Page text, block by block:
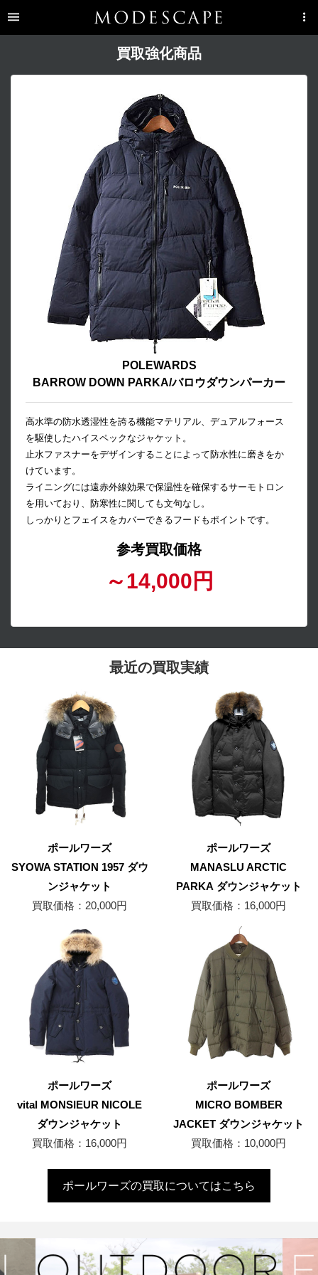
買取強化商品
POLEWARDS
BARROW DOWN PARKA/バロウダウンパーカー
高水準の防水透湿性を誇る機能マテリアル、デュアルフォース
を駆使したハイスペックなジャケット。
止水ファスナーをデザインすることによって防水性に磨きをか
けています。
ライニングには遠赤外線効果で保温性を確保するサーモトロン
を用いており、防寒性に関しても文句なし。
しっかりとフェイスをカバーできるフードもポイントです。
参考買取価格
～14,000円
最近の買取実績
ポールワーズ
SYOWA STATION 1957 ダウ
ンジャケット
買取価格：20,000円
ポールワーズ
MANASLU ARCTIC
PARKA ダウンジャケット
買取価格：16,000円
ポールワーズ
vital MONSIEUR NICOLE
ダウンジャケット
買取価格：16,000円
ポールワーズ
MICRO BOMBER
JACKET ダウンジャケット
買取価格：10,000円
ポールワーズの買取についてはこちら